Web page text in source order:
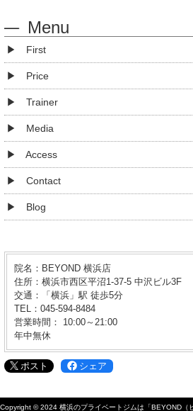
院名：BEYOND 横浜店
住所：横浜市西区平沼1-37-5 中沢ビル3F
交通：「横浜」駅 徒歩5分
TEL：045-594-8484
営業時間： 10:00～21:00
年中無休
ポスト シェア
Menu
First
Price
Trainer
Media
Access
Contact
Blog
Copyright © 2024 横浜のプライベートジムは「BEYOND（